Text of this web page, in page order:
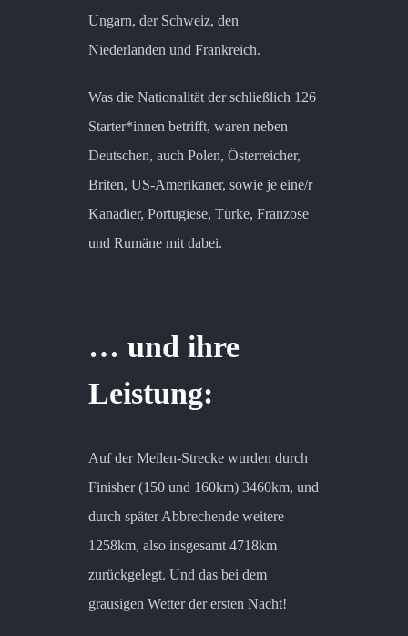
Ungarn, der Schweiz, den
Niederlanden und Frankreich.
Was die Nationalität der schließlich 126
Starter*innen betrifft, waren neben
Deutschen, auch Polen, Österreicher,
Briten, US-Amerikaner, sowie je eine/r
Kanadier, Portugiese, Türke, Franzose
und Rumäne mit dabei.
… und ihre
Leistung:
Auf der Meilen-Strecke wurden durch
Finisher (150 und 160km) 3460km, und
durch später Abbrechende weitere
1258km, also insgesamt 4718km
zurückgelegt. Und das bei dem
grausigen Wetter der ersten Nacht!